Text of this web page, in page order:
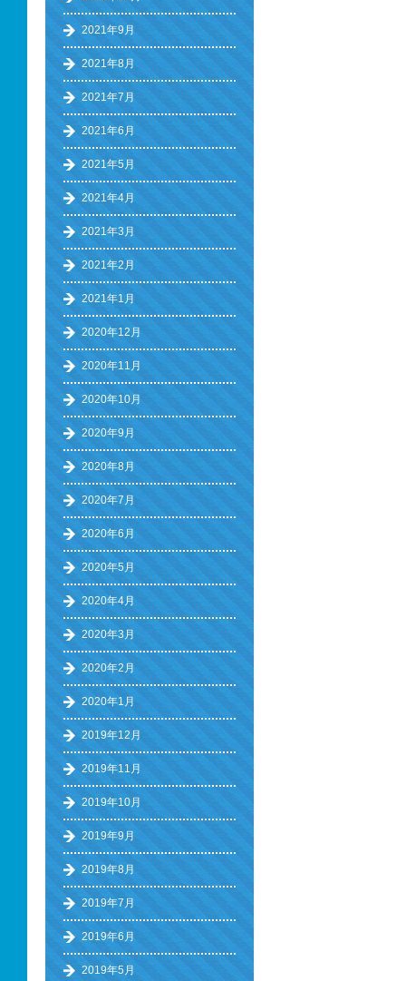
2021年9月
2021年8月
2021年7月
2021年6月
2021年5月
2021年4月
2021年3月
2021年2月
2021年1月
2020年12月
2020年11月
2020年10月
2020年9月
2020年8月
2020年7月
2020年6月
2020年5月
2020年4月
2020年3月
2020年2月
2020年1月
2019年12月
2019年11月
2019年10月
2019年9月
2019年8月
2019年7月
2019年6月
2019年5月